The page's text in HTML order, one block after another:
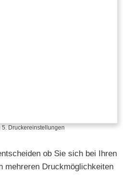
Druckereinstellungen
ob Sie sich bei Ihren
mehreren Druckmöglichkeiten